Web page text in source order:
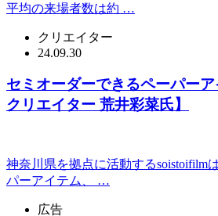
平均の来場者数は約 …
クリエイター
24.09.30
セミオーダーできるペーパー
クリエイター 荒井彩菜氏】
神奈川県を拠点に活動するsoistoifilm
パーアイテム、 …
広告